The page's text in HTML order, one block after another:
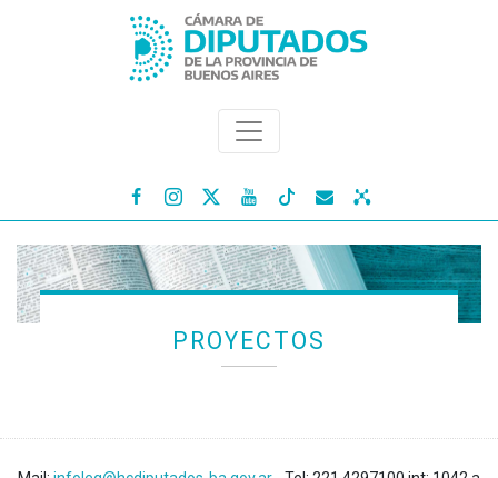
   
PROYECTOS